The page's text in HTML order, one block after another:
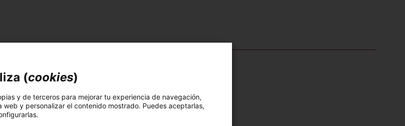
(cookies)
y de terceros para mejorar tu experiencia de navegación,
web y personalizar el contenido mostrado. Puedes aceptarlas,